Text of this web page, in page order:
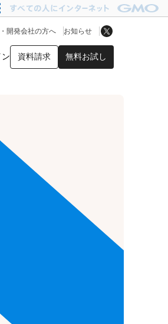
ン 資料請求 無料お試し
開発会社の方へ お知らせ
ア